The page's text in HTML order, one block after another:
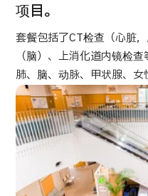
TOP
关于JMHC
面向国际患者
项目。
套餐包括了CT检查（心脏
（脑）、上消化道内镜检
肺、脑、动脉、甲状腺、女